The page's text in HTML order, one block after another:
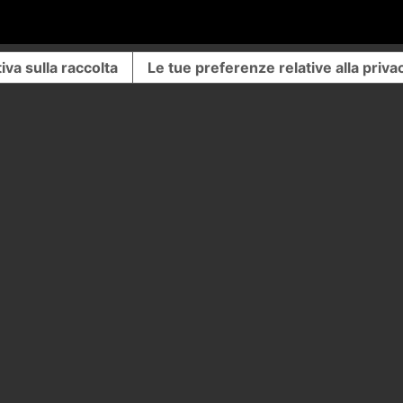
sulla raccolta Le tue preferenze relative alla